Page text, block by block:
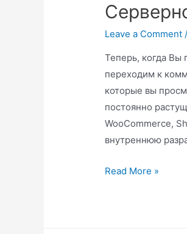
Leave a Comment /
Теперь, когда Вы
переходим к
которые вы
постоянно
WooCommerce,
внутреннюю
Read More »